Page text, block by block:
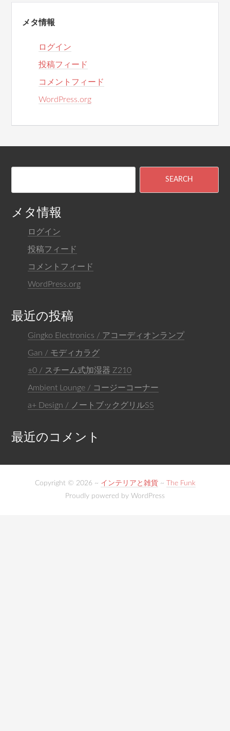
メタ情報
ログイン
投稿フィード
コメントフィード
WordPress.org
メタ情報
ログイン
投稿フィード
コメントフィード
WordPress.org
最近の投稿
Gingko Electronics / アコーディオンランプ
Gan / モディカラグ
±0 / スチーム式加湿器 Z210
Ambient Lounge / コージーコーナー
a+ Design / ノートブックグリルSS
最近のコメント
Copyright © 2026 ~ インテリアと雑貨~
The Funk
Proudly powered by WordPress